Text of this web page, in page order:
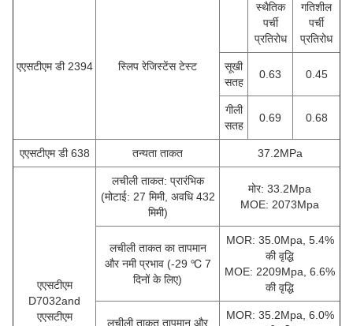
एएसटीएम डी 2394 स्लिप रेजिस्टेंस टेस्ट
स्थैतिक
पर्ची
प्रतिरोध
गतिशील
पर्ची
प्रतिरोध
सूखी
सतह
0.63 0.45
गीली
सतह
0.69 0.68
एएसटीएम डी 638 तन्यता ताकत 37.2MPa
एएसटीएम
D7032and
एएसटीएम
लचीली ताकत: प्रारंभिक
(मोटाई: 27 मिमी, अवधि 432
मिमी)
मोर: 33.2Mpa
MOE: 2073Mpa
लचीली ताकत का तापमान
और नमी प्रभाव (-29 ℃ 7
दिनों के लिए)
MOR: 35.0Mpa, 5.4%
की वृद्धि
MOE: 2209Mpa, 6.6%
की वृद्धि
लचीली ताकत तापमान और
MOR: 35.2Mpa, 6.0%